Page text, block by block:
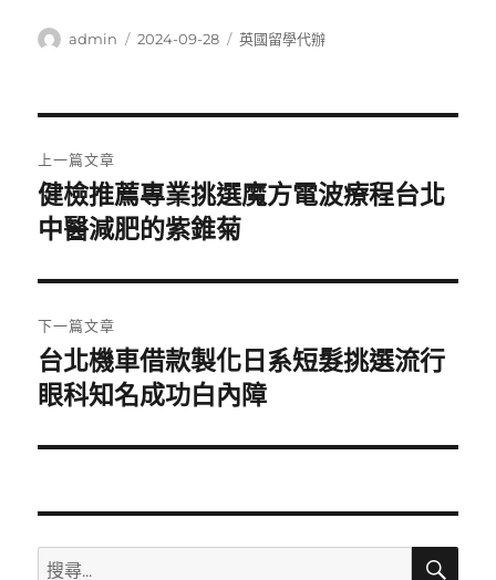
作
admin
發
2024-09-28
分
英國留學代辦
章
導
覽
上一篇文章
上
一
文
章:
健檢推薦專業挑選魔方電波療程台北
中醫減肥的紫錐菊
下一篇文章
下
一
文
台北機車借款製化日系短髮挑選流行
眼科知名成功白內障
搜
搜